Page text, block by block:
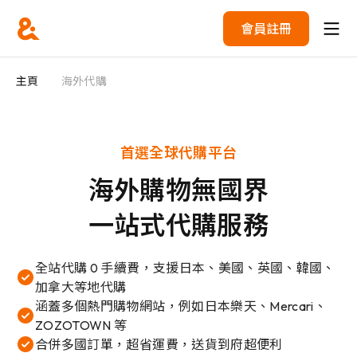
會員註冊
主頁 海外代購
首選全球代購平台
海外購物無國界
一站式代購服務
全站代購 0 手續費，支援日本、美國、英國、韓國、
加拿大等地代購
涵蓋多個熱門購物網站，例如日本樂天、Mercari、
ZOZOTOWN 等
合併多國訂單，超省運費，送貨到府超便利